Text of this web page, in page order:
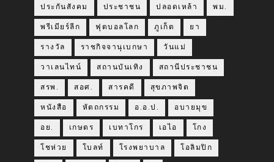
ประกันสังคม ประชาชน ปลอดเหล้า พม.
พรีเมียร์ลีก ฟุตบอลโลก ภูเก็ต ยา
รางวัล ราชกิจจานุเบกษา วันแม่
วาเลนไทน์ สถานบันเทิง สถานีประชาชน
สรพ. สอศ. สารคดี สุขภาพจิต
หนังสือ หัตถกรรม อ.อ.ป. อบายมุข
อย. เกษตร เบทาโกร เอไอ โกง
โชห่วย โบลท์ โรงพยาบาล โอลิมปิก